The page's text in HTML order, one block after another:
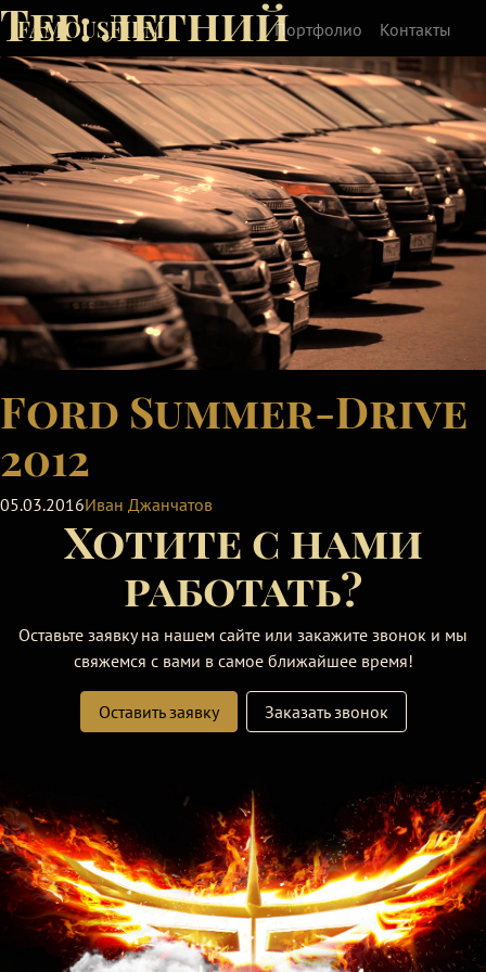
FAMOUSFILM Портфолио Контакты
Тег:летний
Ford Summer-Drive
2012
05.03.2016Иван Джанчатов
Хотите с нами
работать?
Оставьте заявку на нашем сайте или закажите звонок и мы
свяжемся с вами в самое ближайшее время!
Оставить заявку Заказать звонок